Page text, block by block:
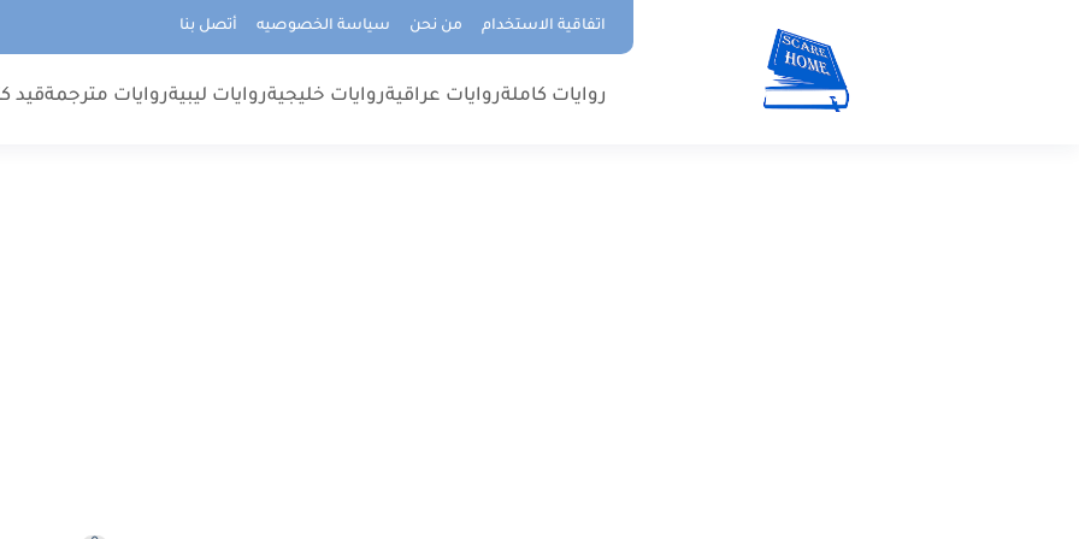
اتفاقية الاستخدام من نحن سياسة الخصوصيه أتصل بنا
روايات كاملةروايات عراقيةروايات خليجيةروايات ليبيةروايات مترجمةقيد